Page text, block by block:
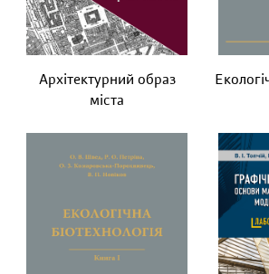
Архітектурний образ
міста